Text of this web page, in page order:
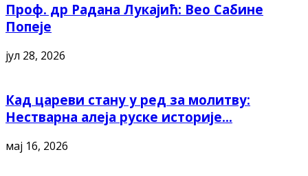
Проф. др Радана Лукајић: Вео Сабине
Попеје
јул 28, 2026
Кад цареви стану у ред за молитву:
Нестварна алеја руске историје...
мај 16, 2026